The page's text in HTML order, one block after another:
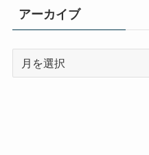
リ
ー
アーカイブ